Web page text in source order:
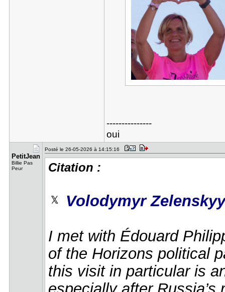
---------------
oui
PetitJean
Billie Pas
Peur
Posté le 26-05-2026 à 14:15:16
Citation :
Volodymyr
I met with Édouard
of the Horizons political
this visit in particular is
especially after Russia’s